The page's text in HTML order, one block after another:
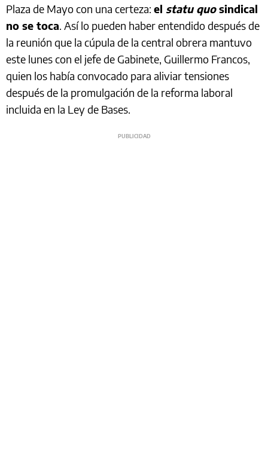
Plaza de Mayo con una certeza: el statu quosindical
no se toca. Así lo pueden haber entendido después de
la reunión que la cúpula de la central obrera mantuvo
este lunes con el jefe de Gabinete, Guillermo Francos,
quien los había convocado para aliviar tensiones
después de la promulgación de la reforma laboral
incluida en la Ley de Bases.